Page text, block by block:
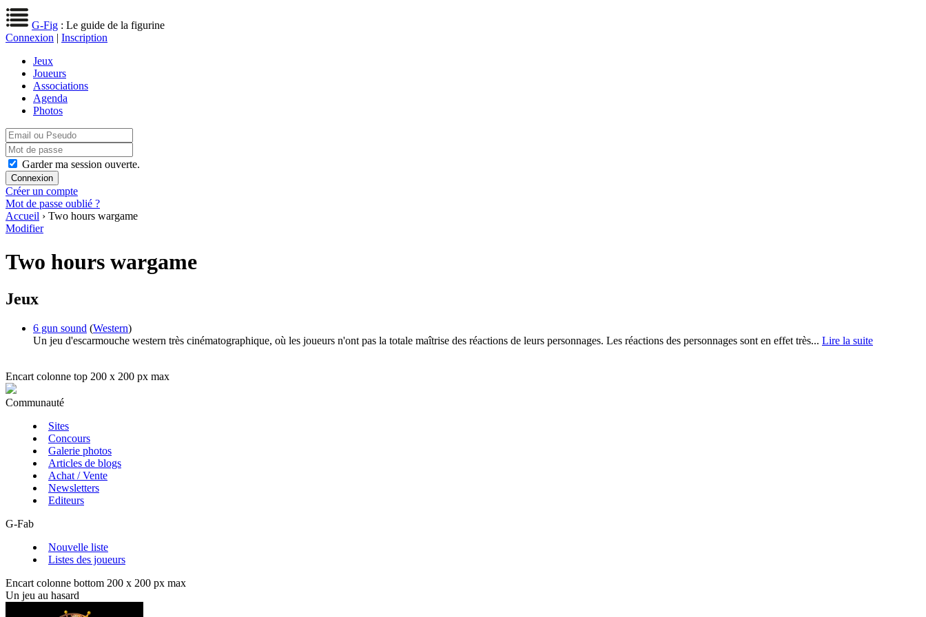
G-Fig : Le guide de la figurine
Connexion | Inscription
Jeux
Joueurs
Associations
Agenda
Photos
Garder ma session ouverte.
Créer un compte
Mot de passe oublié ?
Accueil › Two hours wargame
Modifier
Two hours wargame
Jeux
6 gun sound (Western)
Un jeu d'escarmouche western très cinématographique, où les joueurs n'ont pas la totale maîtrise des réactions de leurs personnages. Les réactions des personnages sont en effet très... Lire la suite
Encart colonne top 200 x 200 px max
Communauté
Sites
Concours
Galerie photos
Articles de blogs
Achat / Vente
Newsletters
Editeurs
G-Fab
Nouvelle liste
Listes des joueurs
Encart colonne bottom 200 x 200 px max
Un jeu au hasard